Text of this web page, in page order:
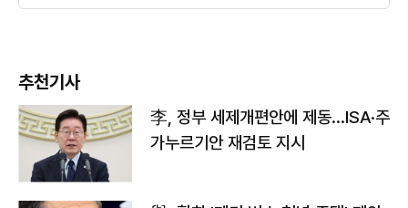
추천기사
李, 정부 세제개편안에 제동…ISA·주
가누르기안 재검토 지시